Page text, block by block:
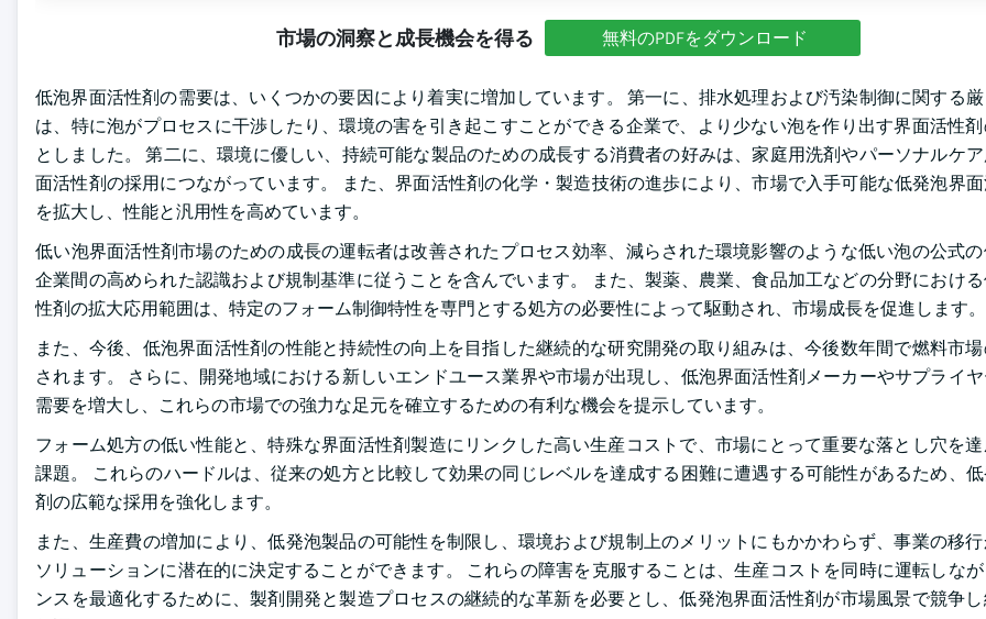
市場の洞察と成長機会を得る 無料のPDFをダウンロード
低泡界面活性剤の需要は、いくつかの要因により着実に増加しています。 第一に、排水処理および汚染制御に関する
は、特に泡がプロセスに干渉したり、環境の害を引き起こすことができる企業で、より少ない泡を作り出す界面活性
としました。 第二に、環境に優しい、持続可能な製品のための成長する消費者の好みは、家庭用洗剤やパーソナルケ
面活性剤の採用につながっています。 また、界面活性剤の化学・製造技術の進歩により、市場で入手可能な低発泡界
を拡大し、性能と汎用性を高めています。
低い泡界面活性剤市場のための成長の運転者は改善されたプロセス効率、減らされた環境影響のような低い泡の公式
企業間の高められた認識および規制基準に従うことを含んでいます。 また、製薬、農業、食品加工などの分野におけ
性剤の拡大応用範囲は、特定のフォーム制御特性を専門とする処方の必要性によって駆動され、市場成長を促進します。
また、今後、低泡界面活性剤の性能と持続性の向上を目指した継続的な研究開発の取り組みは、今後数年間で燃料市
されます。 さらに、開発地域における新しいエンドユース業界や市場が出現し、低泡界面活性剤メーカーやサプライ
需要を増大し、これらの市場での強力な足元を確立するための有利な機会を提示しています。
フォーム処方の低い性能と、特殊な界面活性剤製造にリンクした高い生産コストで、市場にとって重要な落とし穴を達
課題。 これらのハードルは、従来の処方と比較して効果の同じレベルを達成する困難に遭遇する可能性があるため、
剤の広範な採用を強化します。
また、生産費の増加により、低発泡製品の可能性を制限し、環境および規制上のメリットにもかかわらず、事業の移
ソリューションに潜在的に決定することができます。 これらの障害を克服することは、生産コストを同時に運転しな
ンスを最適化するために、製剤開発と製造プロセスの継続的な革新を必要とし、低発泡界面活性剤が市場風景で競争